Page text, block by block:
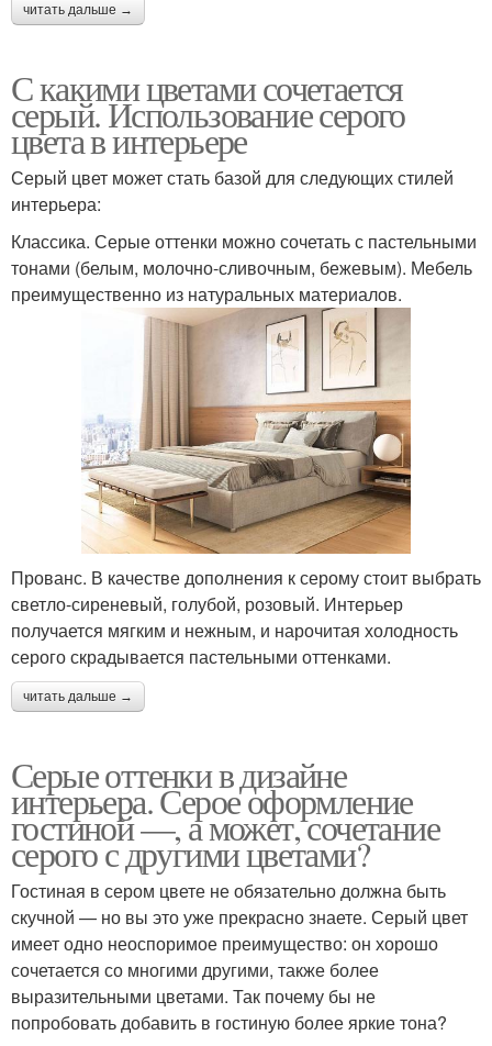
читать дальше →
С какими цветами сочетается
серый. Использование серого
цвета в интерьере
Серый цвет может стать базой для следующих стилей
интерьера:
Классика. Серые оттенки можно сочетать с пастельными
тонами (белым, молочно-сливочным, бежевым). Мебель
преимущественно из натуральных материалов.
Прованс. В качестве дополнения к серому стоит выбрать
светло-сиреневый, голубой, розовый. Интерьер
получается мягким и нежным, и нарочитая холодность
серого скрадывается пастельными оттенками.
читать дальше →
Серые оттенки в дизайне
интерьера. Серое оформление
гостиной —, а может, сочетание
серого с другими цветами?
Гостиная в сером цвете не обязательно должна быть
скучной — но вы это уже прекрасно знаете. Серый цвет
имеет одно неоспоримое преимущество: он хорошо
сочетается со многими другими, также более
выразительными цветами. Так почему бы не
попробовать добавить в гостиную более яркие тона?